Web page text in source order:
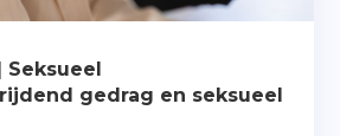
gedrag en seksueel